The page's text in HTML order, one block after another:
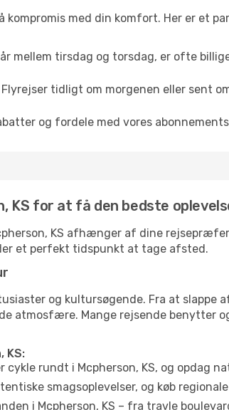
kompromis med din komfort. Her er et
mellem tirsdag og torsdag, er ofte
Flyrejser tidligt om morgenen eller sent
og fordele med vores
KS for at få den bedste
KS afhænger af dine
et perfekt tidspunkt at tage afsted.
og kultursøgende. Fra at slappe
atmosfære. Mange rejsende benytter
KS:
cykle rundt i Mcpherson, KS, og opdag
smagsoplevelser, og køb
i Mcpherson, KS – fra travle